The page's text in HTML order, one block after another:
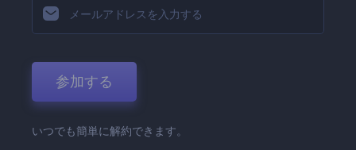
参加する
いつでも簡単に解約できます。